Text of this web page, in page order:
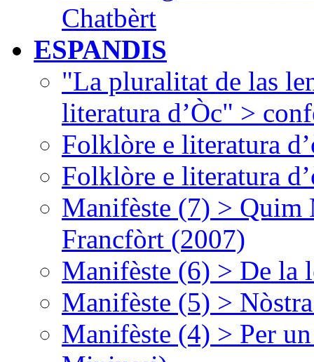
Chatbèrt
ESPANDIS
"La pluralitat de las
literatura d’Òc" >
Folklòre e literatura
Folklòre e literatura
Manifèste (7) > Quim
Francfòrt (2007)
Manifèste (6) > De la
Manifèste (5) >
Manifèste (4) > Per